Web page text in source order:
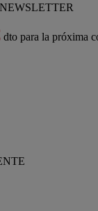
dto para la próxima